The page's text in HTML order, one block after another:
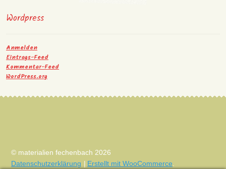
Wordpress
Anmelden
Eintrags-Feed
Kommentar-Feed
WordPress.org
© materialien fechenbach 2026
Datenschutzerklärung
Erstellt mit WooCommerce.